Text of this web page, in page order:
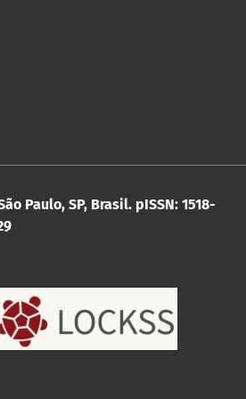
Paulo, SP, Brasil. pISSN: 1518-